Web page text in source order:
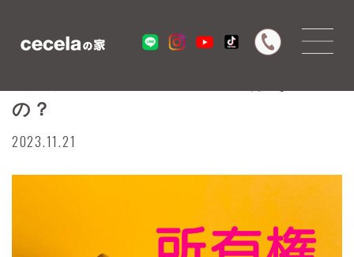
の？
2023.11.21